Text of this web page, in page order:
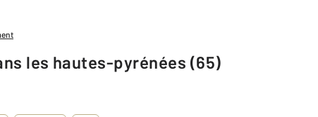
les hautes-pyrénées (65)